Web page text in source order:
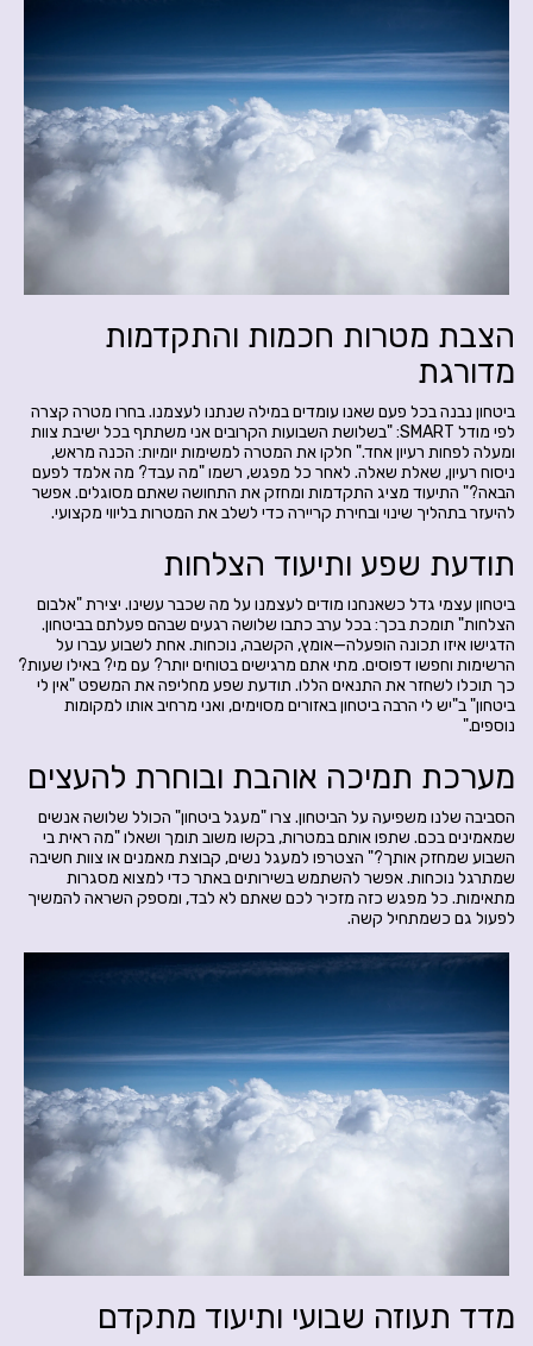
הצבת מטרות חכמות והתקדמות
מדורגת
ביטחון נבנה בכל פעם שאנו עומדים במילה שנתנו לעצמנו. בחרו מטרה קצרה
לפי מודל SMART: "בשלושת השבועות הקרובים אני משתתף בכל ישיבת צוות
ומעלה לפחות רעיון אחד." חלקו את המטרה למשימות יומיות: הכנה מראש,
ניסוח רעיון, שאלת שאלה. לאחר כל מפגש, רשמו "מה עבד? מה אלמד לפעם
הבאה?" התיעוד מציג התקדמות ומחזק את התחושה שאתם מסוגלים. אפשר
להיעזר בתהליך שינוי ובחירת קריירה כדי לשלב את המטרות בליווי מקצועי.
תודעת שפע ותיעוד הצלחות
ביטחון עצמי גדל כשאנחנו מודים לעצמנו על מה שכבר עשינו. יצירת "אלבום
הצלחות" תומכת בכך: בכל ערב כתבו שלושה רגעים שבהם פעלתם בביטחון.
הדגישו איזו תכונה הופעלה—אומץ, הקשבה, נוכחות. אחת לשבוע עברו על
הרשימות וחפשו דפוסים. מתי אתם מרגישים בטוחים יותר? עם מי? באילו שעות?
כך תוכלו לשחזר את התנאים הללו. תודעת שפע מחליפה את המשפט "אין לי
ביטחון" ב"יש לי הרבה ביטחון באזורים מסוימים, ואני מרחיב אותו למקומות
נוספים."
מערכת תמיכה אוהבת ובוחרת להעצים
הסביבה שלנו משפיעה על הביטחון. צרו "מעגל ביטחון" הכולל שלושה אנשים
שמאמינים בכם. שתפו אותם במטרות, בקשו משוב תומך ושאלו "מה ראית בי
השבוע שמחזק אותך?" הצטרפו למעגל נשים, קבוצת מאמנים או צוות חשיבה
שמתרגל נוכחות. אפשר להשתמש בשירותים באתר כדי למצוא מסגרות
מתאימות. כל מפגש כזה מזכיר לכם שאתם לא לבד, ומספק השראה להמשיך
לפעול גם כשמתחיל קשה.
מדד תעוזה שבועי ותיעוד מתקדם